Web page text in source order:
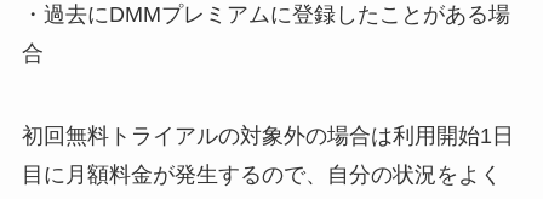
・過去にDMMプレミアムに登録したことがある場
合
初回無料トライアルの対象外の場合は利用開始1日
目に月額料金が発生するので、自分の状況をよく